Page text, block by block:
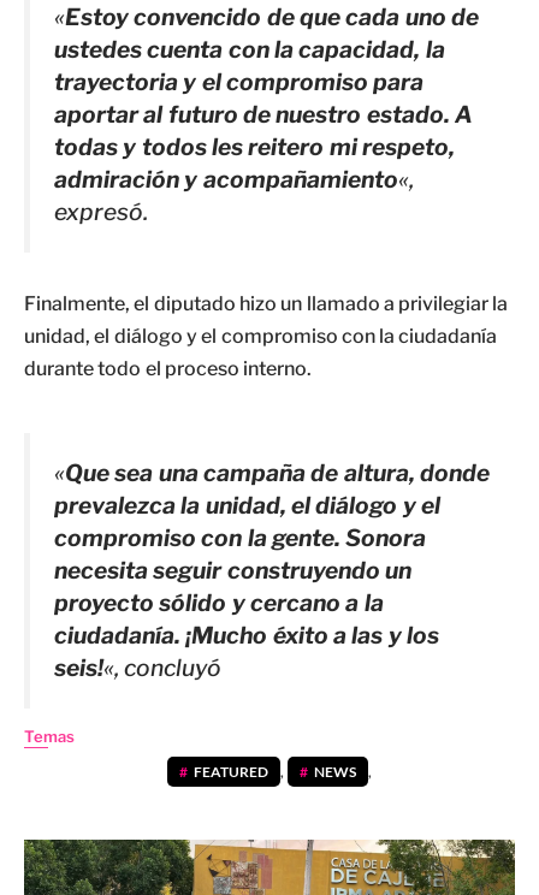
«Estoy convencido de que cada uno de
ustedes cuenta con la capacidad, la
trayectoria y el compromiso para
aportar al futuro de nuestro estado. A
todas y todos les reitero mi respeto,
admiración y acompañamiento«,
expresó.
Finalmente, el diputado hizo un llamado a privilegiar la
unidad, el diálogo y el compromiso con la ciudadanía
durante todo el proceso interno.
«Que sea una campaña de altura, donde
prevalezca la unidad, el diálogo y el
compromiso con la gente. Sonora
necesita seguir construyendo un
proyecto sólido y cercano a la
ciudadanía. ¡Mucho éxito a las y los
seis!«, concluyó
Temas
FEATURED , NEWS ,